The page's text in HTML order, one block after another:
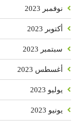
نوفمبر 2023
أكتوبر 2023
سبتمبر 2023
أغسطس 2023
يوليو 2023
يونيو 2023